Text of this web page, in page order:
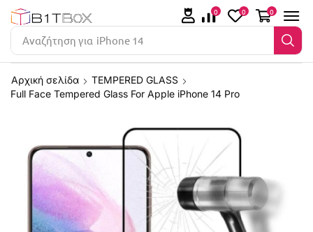
Αναζήτηση για iPhone 14
0 0 0
Αρχική σελίδα
TEMPERED GLASS
Full Face Tempered Glass For Apple iPhone 14 Pro